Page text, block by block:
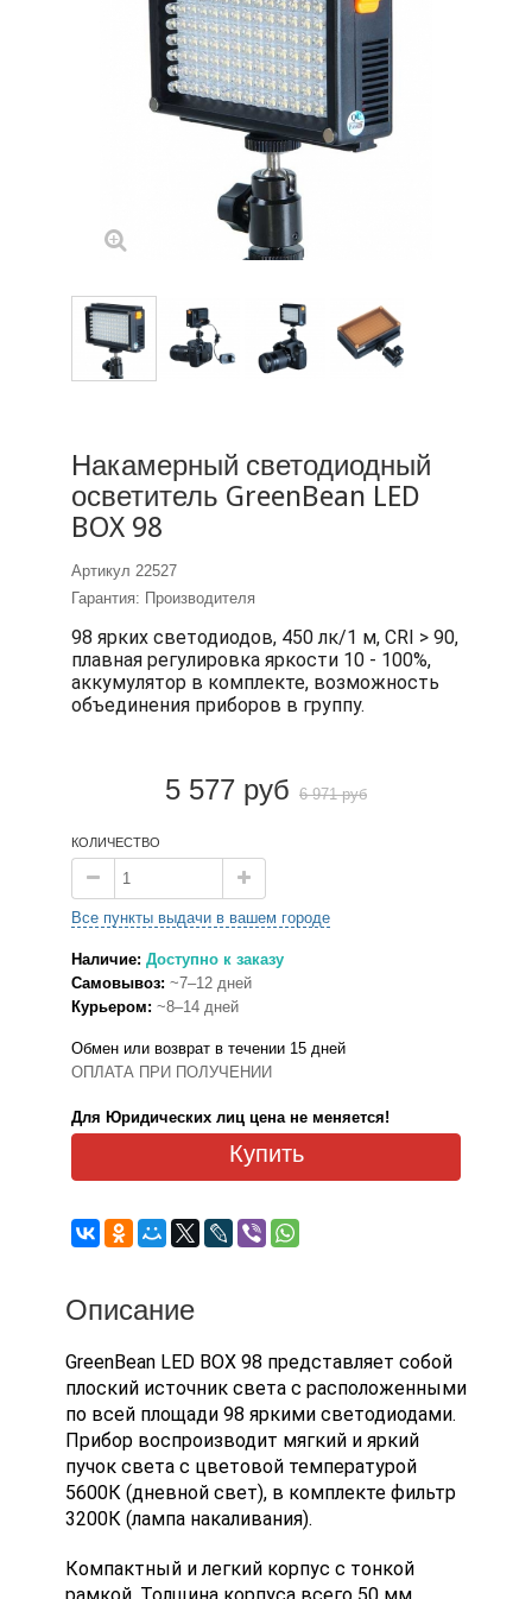
Накамерный светодиодный
осветитель GreenBean LED
BOX 98
Артикул 22527
Гарантия: Производителя
98 ярких светодиодов, 450 лк/1 м, CRI > 90,
плавная регулировка яркости 10 - 100%,
аккумулятор в комплекте, возможность
объединения приборов в группу.
5 577 руб 6 971 руб
КОЛИЧЕСТВО
Все пункты выдачи в вашем городе
Наличие: Доступно к заказу
Самовывоз: ~7–12 дней
Курьером: ~8–14 дней
Обмен или возврат в течении 15 дней
ОПЛАТА ПРИ ПОЛУЧЕНИИ
Для Юридических лиц цена не меняется!
Купить
Описание
GreenBean LED BOX 98 представляет собой
плоский источник света с расположенными
по всей площади 98 яркими светодиодами.
Прибор воспроизводит мягкий и яркий
пучок света с цветовой температурой
5600К (дневной свет), в комплекте фильтр
3200К (лампа накаливания).
Компактный и легкий корпус с тонкой